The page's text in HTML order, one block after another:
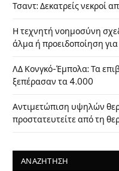
Τσαντ: Δεκατρείς νεκροί
Η τεχνητή νοημοσύνη
άλμα ή προειδοποίηση
ΛΔ Κονγκό-Έμπολα: Τα
ξεπέρασαν τα 4.000
Αντιμετώπιση υψηλών
προστατευτείτε από τη
ΑΝΑΖΗΤΗΣΗ